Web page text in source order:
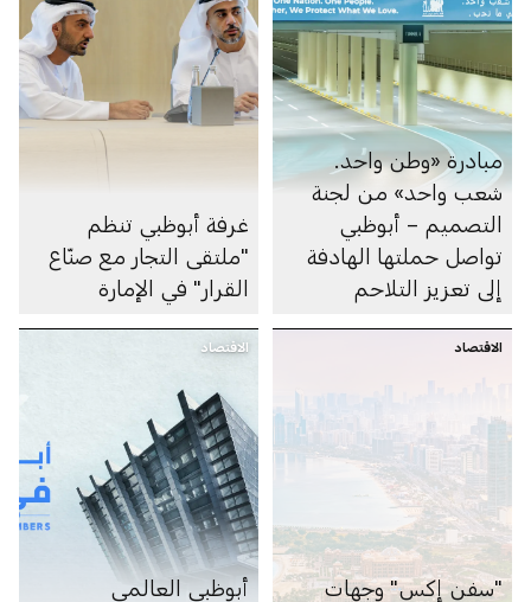
مبادرة «وطن واحد.
شعب واحد» من لجنة
التصميم – أبوظبي
تواصل حملتها الهادفة
إلى تعزيز التلاحم
غرفة أبوظبي تنظم
"ملتقى التجار مع صنّاع
القرار" في الإمارة
الاقتصاد
"سفن إكس" وجهات
الاقتصاد
أبوظبي العالمي